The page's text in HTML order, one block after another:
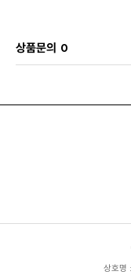
상품문의 0
상호명